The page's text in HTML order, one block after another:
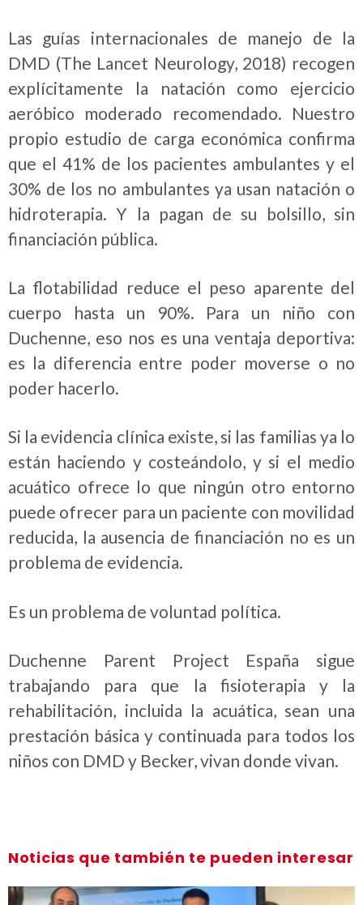
Las guías internacionales de manejo de la
DMD (The Lancet Neurology, 2018) recogen
explícitamente la natación como ejercicio
aeróbico moderado recomendado. Nuestro
propio estudio de carga económica confirma
que el 41% de los pacientes ambulantes y el
30% de los no ambulantes ya usan natación o
hidroterapia. Y la pagan de su bolsillo, sin
financiación pública.
La flotabilidad reduce el peso aparente del
cuerpo hasta un 90%. Para un niño con
Duchenne, eso nos es una ventaja deportiva:
es la diferencia entre poder moverse o no
poder hacerlo.
Si la evidencia clínica existe, si las familias ya lo
están haciendo y costeándolo, y si el medio
acuático ofrece lo que ningún otro entorno
puede ofrecer para un paciente con movilidad
reducida, la ausencia de financiación no es un
problema de evidencia.
Es un problema de voluntad política.
Duchenne Parent Project España sigue
trabajando para que la fisioterapia y la
rehabilitación, incluida la acuática, sean una
prestación básica y continuada para todos los
niños con DMD y Becker, vivan donde vivan.
Noticias que también te pueden interesar